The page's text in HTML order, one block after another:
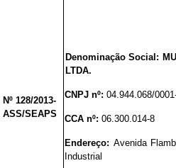
Nº 128/2013-
ASS/SEAPS
Denominação Social:
LTDA.
CNPJ nº:04.944.068/
CCA nº:06.300.014-8
Endereço: Avenida
Industrial